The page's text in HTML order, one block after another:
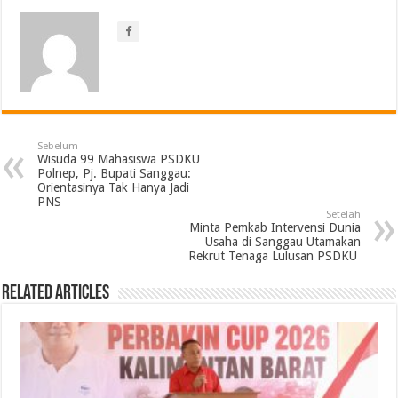
Sebelum
Wisuda 99 Mahasiswa PSDKU
Polnep, Pj. Bupati Sanggau:
Orientasinya Tak Hanya Jadi
PNS
Setelah
Minta Pemkab Intervensi Dunia
Usaha di Sanggau Utamakan
Rekrut Tenaga Lulusan PSDKU
Related Articles